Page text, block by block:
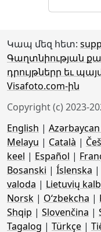
Կապ մեզ հետ:
Գաղտնիության
դրույթներր եւ
Visafoto.com-ին
Copyright (c) 2023-
English |
Melayu | Català |
keel | Español |
Bosanski | Íslenska |
valoda | Lietuvių
Norsk | Oʻzbekcha |
Shqip | Slovenčina |
Tagalog | Türkçe |